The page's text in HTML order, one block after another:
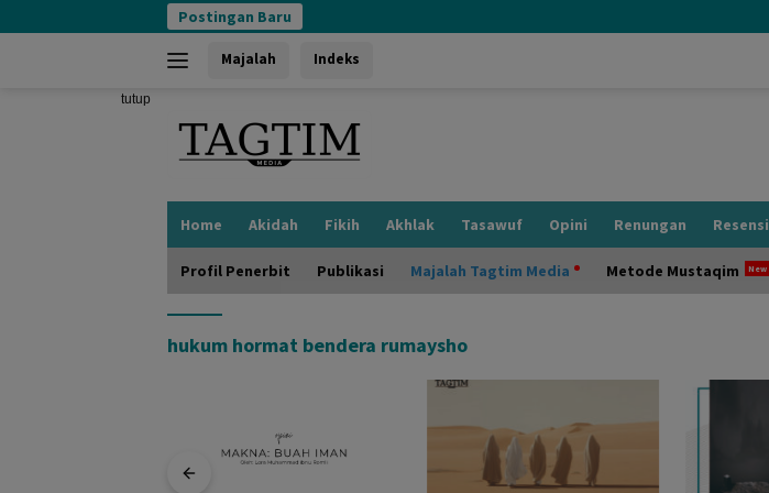
ke
Postingan Baru
Majalah Indeks
tutup
Home Akidah Fikih Akhlak Tasawuf Opini Renungan Resensi
Profil Penerbit Publikasi Majalah Tagtim Media Metode Mustaqim
hukum hormat bendera rumaysho